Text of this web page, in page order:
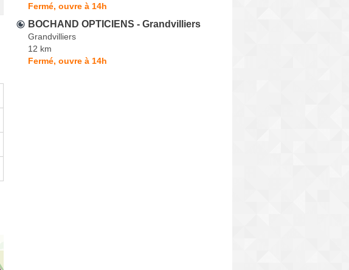
Fermé, ouvre à 14h
BOCHAND OPTICIENS - Grandvilliers
Grandvilliers
12 km
Fermé, ouvre à 14h